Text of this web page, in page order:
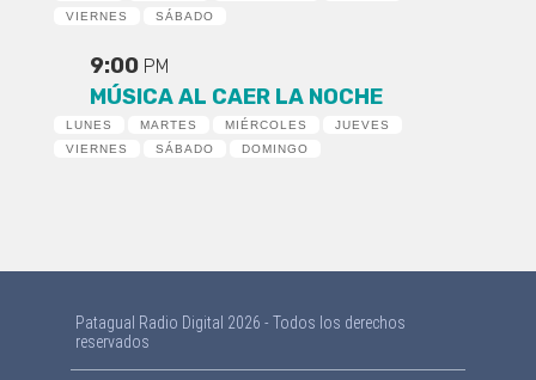
VIERNES
SÁBADO
9:00 PM
MÚSICA AL CAER LA NOCHE
LUNES MARTES MIÉRCOLES
JUEVES
VIERNES
SÁBADO DOMINGO
Patagual Radio Digital 2026 - Todos los derechos
reservados